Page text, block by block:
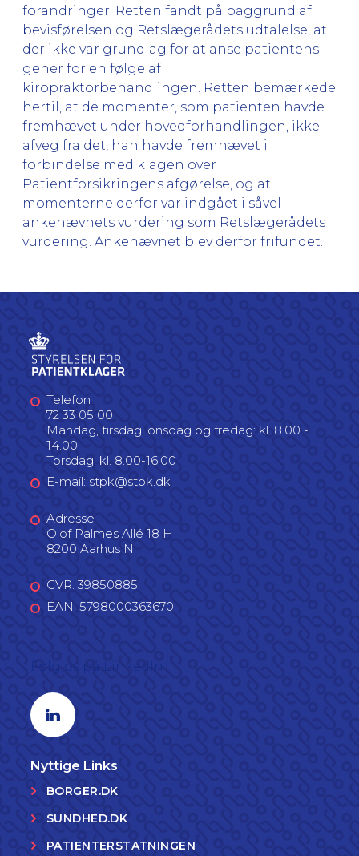
forandringer. Retten fandt på baggrund af
bevisførelsen og Retslægerådets udtalelse, at
der ikke var grundlag for at anse patientens
gener for en følge af
kiropraktorbehandlingen. Retten bemærkede
hertil, at de momenter, som patienten havde
fremhævet under hovedforhandlingen, ikke
afveg fra det, han havde fremhævet i
forbindelse med klagen over
Patientforsikringens afgørelse, og at
momenterne derfor var indgået i såvel
ankenævnets vurdering som Retslægerådets
vurdering. Ankenævnet blev derfor frifundet.
Telefon
72 33 05 00
Mandag, tirsdag, onsdag og fredag: kl. 8.00 -
14.00
Torsdag: kl. 8.00-16.00
E-mail: stpk@stpk.dk
Adresse
Olof Palmes Allé 18 H
8200 Aarhus N
CVR: 39850885
EAN: 5798000363670
Linkedin profil
Nyttige Links
BORGER.DK
SUNDHED.DK
PATIENTERSTATNINGEN